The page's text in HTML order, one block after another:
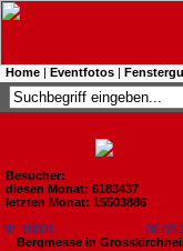
Home | Eventfotos |
Besucher:
diesen Monat: 6183437
letzten Monat: 15503886
Nr. 18801
Bergmesse in